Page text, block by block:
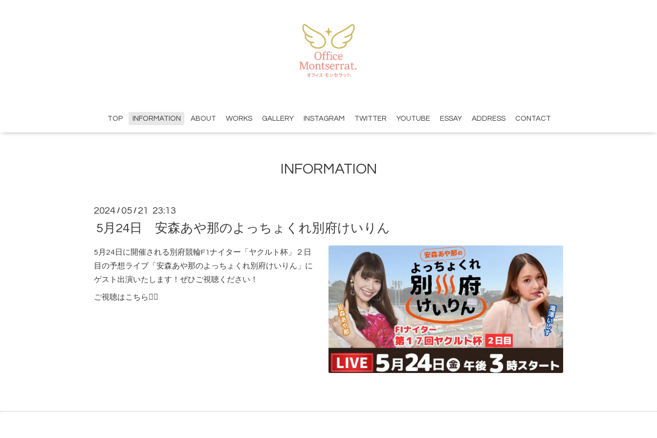
TOP INFORMATION ABOUT WORKS GALLERY INSTAGRAM TWITTER YOUTUBE ESSAY ADDRESS CONTACT
INFORMATION
2024 / 05 / 21 23:13
5月24日 安森あや那のよっちょくれ別府けいりん
5月24日に開催される別府競輪F1ナイター「ヤクルト杯」２日
目の予想ライブ「安森あや那のよっちょくれ別府けいりん」に
ゲスト出演いたします！ぜひご視聴ください！
ご視聴はこちら💁‍♀️